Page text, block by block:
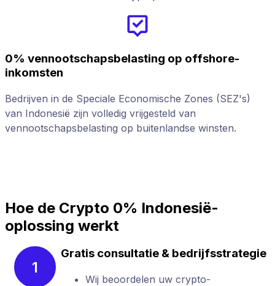
0% vennootschapsbelasting op offshore-
inkomsten
Bedrijven in de Speciale Economische Zones (SEZ's)
van Indonesië zijn volledig vrijgesteld van
vennootschapsbelasting op buitenlandse winsten.
Hoe de Crypto 0% Indonesië-
oplossing werkt
1
Gratis consultatie & bedrijfsstrategie
Wij beoordelen uw crypto-